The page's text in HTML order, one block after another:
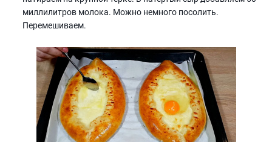
миллилитров молока. Можно немного посолить.
Перемешиваем.